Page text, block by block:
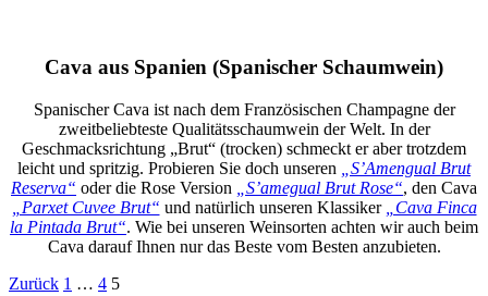
Cava aus Spanien (Spanischer Schaumwein)
Spanischer Cava ist nach dem Französischen Champagne der
zweitbeliebteste Qualitätsschaumwein der Welt. In der
Geschmacksrichtung „Brut“ (trocken) schmeckt er aber trotzdem
leicht und spritzig. Probieren Sie doch unseren
„S’Amengual Brut
Reserva“ oder die Rose Version „S’amegual Brut Rose“, den Cava
„Parxet Cuvee Brut“ und natürlich unseren Klassiker
„Cava Finca
la Pintada Brut“. Wie bei unseren Weinsorten achten wir auch beim
Cava darauf Ihnen nur das Beste vom Besten anzubieten.
Zurück 1 … 4 5